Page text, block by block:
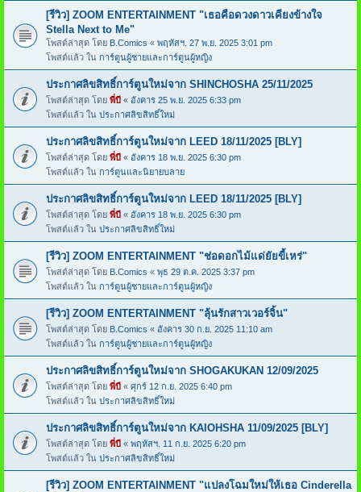
[รีวิว] ZOOM ENTERTAINMENT "เธอคือดวงดาวเคียงข้างใจ
Stella Next to Me"
โพสต์ล่าสุด โดย B.Comics « พฤหัสฯ. 27 พ.ย. 2025 3:01 pm
โพสต์แล้ว ใน การ์ตูนผู้ชายและการ์ตูนผู้หญิง
ประกาศลิขสิทธิ์การ์ตูนใหม่จาก SHINCHOSHA 25/11/2025
โพสต์ล่าสุด โดย พี่บี « อังคาร 25 พ.ย. 2025 6:33 pm
โพสต์แล้ว ใน ประกาศลิขสิทธิ์ใหม่
ประกาศลิขสิทธิ์การ์ตูนใหม่จาก LEED 18/11/2025 [BLY]
โพสต์ล่าสุด โดย พี่บี « อังคาร 18 พ.ย. 2025 6:30 pm
โพสต์แล้ว ใน การ์ตูนและนิยายบลาย
ประกาศลิขสิทธิ์การ์ตูนใหม่จาก LEED 18/11/2025 [BLY]
โพสต์ล่าสุด โดย พี่บี « อังคาร 18 พ.ย. 2025 6:30 pm
โพสต์แล้ว ใน ประกาศลิขสิทธิ์ใหม่
[รีวิว] ZOOM ENTERTAINMENT "ช่อดอกไม้แด่ยัยขี้เหร่"
โพสต์ล่าสุด โดย B.Comics « พุธ 29 ต.ค. 2025 3:37 pm
โพสต์แล้ว ใน การ์ตูนผู้ชายและการ์ตูนผู้หญิง
[รีวิว] ZOOM ENTERTAINMENT "ลุ้นรักสาวเวอร์จิ้น"
โพสต์ล่าสุด โดย B.Comics « อังคาร 30 ก.ย. 2025 11:10 am
โพสต์แล้ว ใน การ์ตูนผู้ชายและการ์ตูนผู้หญิง
ประกาศลิขสิทธิ์การ์ตูนใหม่จาก SHOGAKUKAN 12/09/2025
โพสต์ล่าสุด โดย พี่บี « ศุกร์ 12 ก.ย. 2025 6:40 pm
โพสต์แล้ว ใน ประกาศลิขสิทธิ์ใหม่
ประกาศลิขสิทธิ์การ์ตูนใหม่จาก KAIOHSHA 11/09/2025 [BLY]
โพสต์ล่าสุด โดย พี่บี « พฤหัสฯ. 11 ก.ย. 2025 6:20 pm
โพสต์แล้ว ใน ประกาศลิขสิทธิ์ใหม่
[รีวิว] ZOOM ENTERTAINMENT "แปลงโฉมใหม่ให้เธอ Cinderella